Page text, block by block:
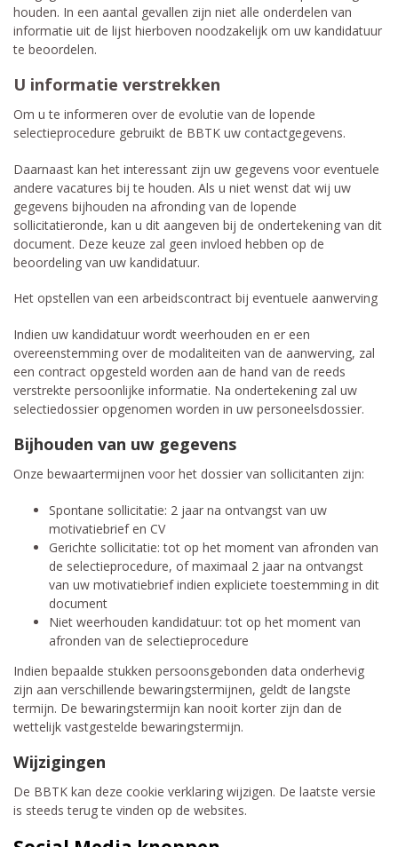
houden. In een aantal gevallen zijn niet alle onderdelen van
informatie uit de lijst hierboven noodzakelijk om uw kandidatuur
te beoordelen.
U informatie verstrekken
Om u te informeren over de evolutie van de lopende
selectieprocedure gebruikt de BBTK uw contactgegevens.
Daarnaast kan het interessant zijn uw gegevens voor eventuele
andere vacatures bij te houden. Als u niet wenst dat wij uw
gegevens bijhouden na afronding van de lopende
sollicitatieronde, kan u dit aangeven bij de ondertekening van dit
document. Deze keuze zal geen invloed hebben op de
beoordeling van uw kandidatuur.
Het opstellen van een arbeidscontract bij eventuele aanwerving
Indien uw kandidatuur wordt weerhouden en er een
overeenstemming over de modaliteiten van de aanwerving, zal
een contract opgesteld worden aan de hand van de reeds
verstrekte persoonlijke informatie. Na ondertekening zal uw
selectiedossier opgenomen worden in uw personeelsdossier.
Bijhouden van uw gegevens
Onze bewaartermijnen voor het dossier van sollicitanten zijn:
Spontane sollicitatie: 2 jaar na ontvangst van uw
motivatiebrief en CV
Gerichte sollicitatie: tot op het moment van afronden van
de selectieprocedure, of maximaal 2 jaar na ontvangst
van uw motivatiebrief indien expliciete toestemming in dit
document
Niet weerhouden kandidatuur: tot op het moment van
afronden van de selectieprocedure
Indien bepaalde stukken persoonsgebonden data onderhevig
zijn aan verschillende bewaringstermijnen, geldt de langste
termijn. De bewaringstermijn kan nooit korter zijn dan de
wettelijk vastgestelde bewaringstermijn.
Wijzigingen
De BBTK kan deze cookie verklaring wijzigen. De laatste versie
is steeds terug te vinden op de websites.